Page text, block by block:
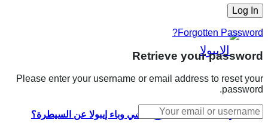
في 7 نقاط.. لماذا خرج تفشي وباء إيبولا عن السيطرة؟
Forgotten Password?
Retrieve your password
Please enter your username or email address to reset your
password.